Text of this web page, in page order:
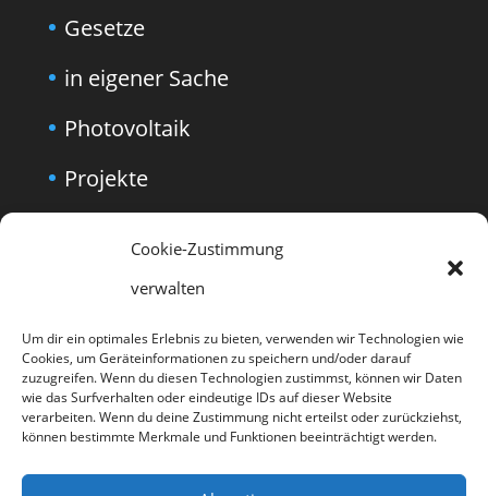
Cookie-Zustimmung
verwalten
Um dir ein optimales Erlebnis zu bieten, verwenden wir Technologien wie
Cookies, um Geräteinformationen zu speichern und/oder darauf
zuzugreifen. Wenn du diesen Technologien zustimmst, können wir Daten
wie das Surfverhalten oder eindeutige IDs auf dieser Website
verarbeiten. Wenn du deine Zustimmung nicht erteilst oder zurückziehst,
können bestimmte Merkmale und Funktionen beeinträchtigt werden.
Gesetze
in eigener Sache
Photovoltaik
Projekte
Trends
Versicherung
Wärmepumpen
Wirtschaftlichkeit